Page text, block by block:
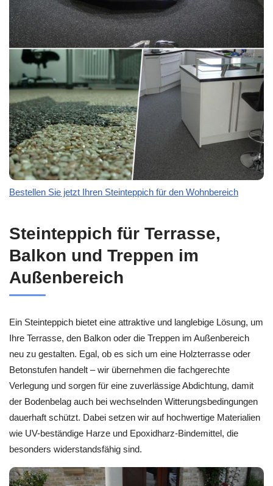
Bestellen Sie jetzt Ihren Steinteppich für den Wohnbereich
Steinteppich für Terrasse,
Balkon und Treppen im
Außenbereich
Ein Steinteppich bietet eine attraktive und langlebige Lösung, um
Ihre Terrasse, den Balkon oder die Treppen im Außenbereich
neu zu gestalten. Egal, ob es sich um eine Holzterrasse oder
Betonstufen handelt – wir übernehmen die fachgerechte
Verlegung und sorgen für eine zuverlässige Abdichtung, damit
der Bodenbelag auch bei wechselnden Witterungsbedingungen
dauerhaft schützt. Dabei setzen wir auf hochwertige Materialien
wie UV-beständige Harze und Epoxidharz-Bindemittel, die
besonders widerstandsfähig sind.